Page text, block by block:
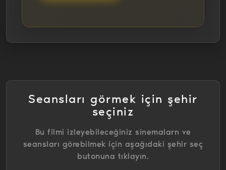
Seansları görmek için şehir
seçiniz
Bu filmi izleyebileceğiniz sinemalarn ve
seansları görebilmek için aşağıdaki şehir seç
butonuna tıklayın.